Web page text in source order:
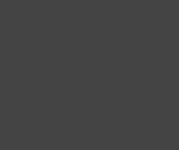
दिल्ली स्थित AIIMS (अखिल
संस्थान) से शुरू होकर गुरुग्राम-